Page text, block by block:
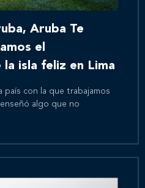
Aruba Te
el
isla feliz en Lima
país con la que trabajamos
algo que no